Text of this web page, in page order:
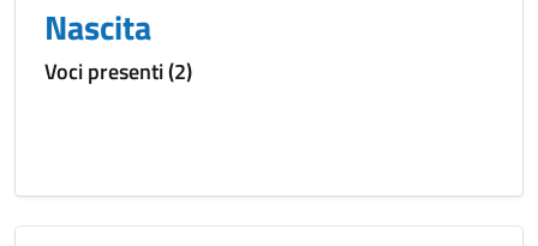
Nascita
Voci presenti (2)